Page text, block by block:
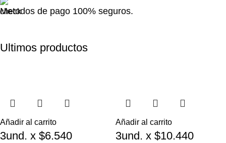
Metodos de pago 100% seguros.
Ultimos productos
Añadir al carrito
3und. x $6.540
Añadir al carrito
3und. x $10.440